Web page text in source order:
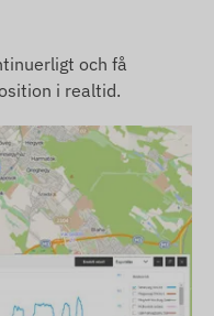
data relaterade
efter upptäckt och
och få
i realtid.